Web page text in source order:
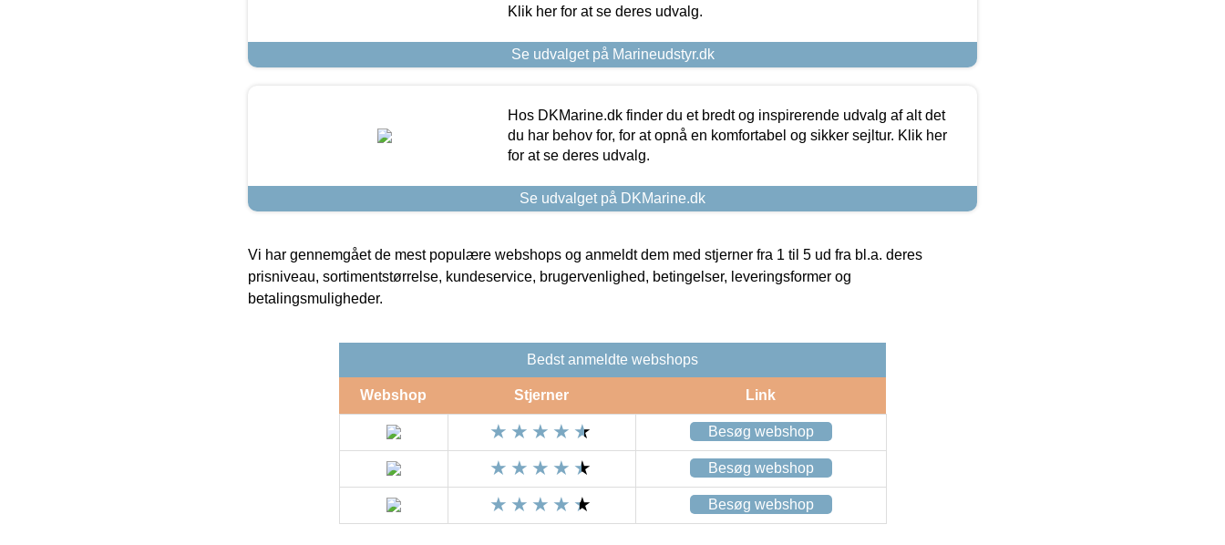
Klik her for at se deres udvalg.
Se udvalget på Marineudstyr.dk
Hos DKMarine.dk finder du et bredt og inspirerende udvalg af alt det
du har behov for, for at opnå en komfortabel og sikker sejltur. Klik her
for at se deres udvalg.
Se udvalget på DKMarine.dk
Vi har gennemgået de mest populære webshops og anmeldt dem med stjerner fra 1 til 5 ud fra bl.a. deres
prisniveau, sortimentstørrelse, kundeservice, brugervenlighed, betingelser, leveringsformer og
betalingsmuligheder.
Bedst anmeldte webshops
Webshop Stjerner Link
Besøg webshop
Besøg webshop
Besøg webshop